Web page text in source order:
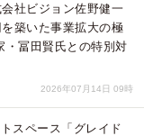
会社ビジョン佐野健一
築いた事業拡大の極
冨田賢氏との特別対
2026年07月14日 09時
スペース「グレイド